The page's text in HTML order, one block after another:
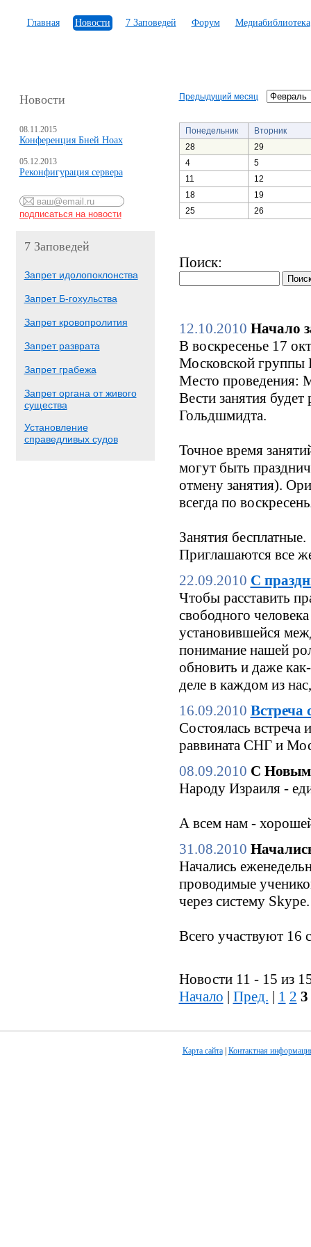
Главная Новости 7 Заповедей Форум Медиабиблиотека
Новости
08.11.2015
Конференция Бней Ноах
05.12.2013
Реконфигурация сервера
7 Заповедей
Запрет идолопоклонства
Запрет Б-гохульства
Запрет кровопролития
Запрет разврата
Запрет грабежа
Запрет органа от живого
существа
Установление
справедливых судов
Предыдущий месяц
Понедельник
Вторник
28
29
4
5
11
12
18
19
25
26
Поиск:
12.10.2010 Начало
В воскресенье 17
Московской группы
Место проведения:
Вести занятия
Гольдшмидта.
Точное время
могут быть
отмену занятия).
всегда по
Занятия бесплатные.
Приглашаются все
22.09.2010 С
Чтобы расставить
свободного
установившейся
понимание нашей
обновить и даже
деле в каждом из
16.09.2010 Встреча
Состоялась
раввината СНГ и
08.09.2010 С Новым
Народу Израиля -
А всем нам -
31.08.2010
Начались
проводимые
через систему Skype.
Всего участвуют 16
Новости 11 - 15 из
Начало | Пред. | 1 2 3
Карта сайта| Контактная